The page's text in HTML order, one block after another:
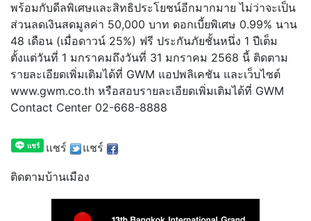
พร้อมกับดีลพิเศษและสิทธิประโยชน์อีกมากมาย ไม่ว่าจะเป็น
ส่วนลดเงินสดมูลค่า 50,000 บาท ดอกเบี้ยพิเศษ 0.99% นาน
48 เดือน (เมื่อดาวน์ 25%) ฟรี ประกันภัยชั้นหนึ่ง 1 ปีเต็ม
ตั้งแต่วันที่ 1 มกราคมถึงวันที่ 31 มกราคม 2568 นี้ ติดตาม
รายละเอียดเพิ่มเติมได้ที่ GWM แอปพลิเคชัน และเว็บไซต์
www.gwm.co.th หรือสอบรายละเอียดเพิ่มเติมได้ที่ GWM
Contact Center 02-668-8888
แชร์ แชร์
ติดตามบ้านเมือง